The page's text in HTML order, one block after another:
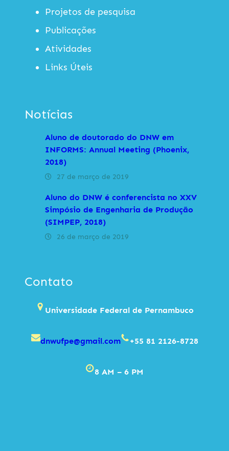
Projetos de pesquisa
Publicações
Atividades
Links Úteis
Notícias
Aluno de doutorado do DNW em
INFORMS: Annual Meeting (Phoenix,
2018)
27 de março de 2019
Aluno do DNW é conferencista no XXV
Simpósio de Engenharia de Produção
(SIMPEP, 2018)
26 de março de 2019
Contato
Universidade Federal de Pernambuco
dnwufpe@gmail.com +55 81 2126-8728
8 AM – 6 PM